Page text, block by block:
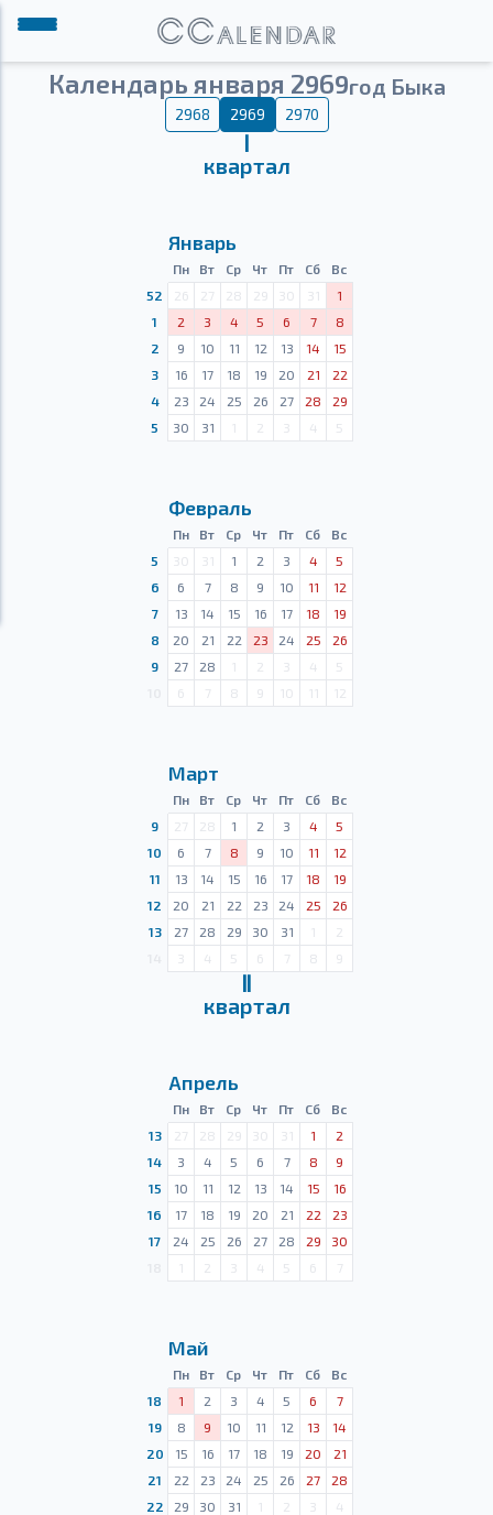
Календарь января 2969год Быка
2968 2969 2970
Ⅰ
квартал
Январь
Пн Вт Ср Чт Пт Сб
Вс
52
26 27 28 29 30 31
1
1
2 3 4 5 6 7
8
2
9 10 11 12 13 14
15
3
16 17 18 19 20 21
22
4
23 24 25 26 27 28
29
5
30 31 1 2 3 4 5
Февраль
Пн Вт Ср Чт Пт Сб
Вс
5
30 31 1 2 3 4
5
6
6 7 8 9 10 11
12
7
13 14 15 16 17 18
19
8
20 21 22 23 24 25
26
9
27 28 1 2 3 4
5
6 7 8 9 10 11 12
Март
Пн Вт Ср Чт Пт Сб
Вс
9
27 28 1 2 3 4
5
10
6 7 8 9 10 11
12
11
13 14 15 16 17 18
19
12
20 21 22 23 24 25
26
13
27 28 29 30 31 1
2
3 4 5 6 7 8 9
Ⅱ
квартал
Апрель
Пн Вт Ср Чт Пт Сб
Вс
13
27 28 29 30 31 1
2
14
3 4 5 6 7 8
9
15
10 11 12 13 14 15
16
16
17 18 19 20 21 22
23
17
24 25 26 27 28 29
30
1 2 3 4 5 6 7
Май
Пн Вт Ср Чт Пт Сб
Вс
18
1 2 3 4 5 6
7
19
8 9 10 11 12 13
14
20
15 16 17 18 19 20
21
21
22 23 24 25 26 27
28
22
29 30 31 1 2 3
4